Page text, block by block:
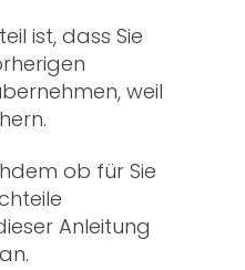
ist, dass Sie
weil
ob für Sie
Anleitung